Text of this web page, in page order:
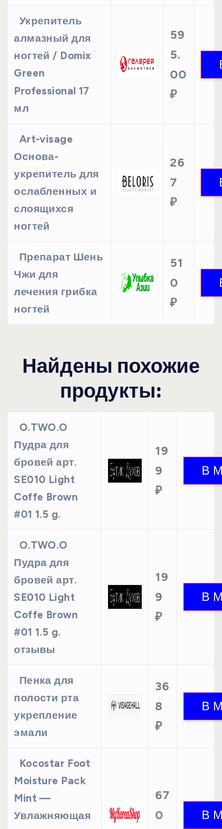
Укрепитель
алмазный для
ногтей / Domix
Green
Professional 17
мл
59
5.
00
₽
Art-visage
Основа-
укрепитель для
ослабленных и
слоящихся
ногтей
26
7
₽
Препарат Шень
Чжи для
лечения грибка
ногтей
51
0
₽
Найдены похожие
продукты:
O.TWO.O
Пудра для
бровей арт.
SE010 Light
Coffe Brown
#01 1.5 g.
19
9
₽
O.TWO.O
Пудра для
бровей арт.
SE010 Light
Coffe Brown
#01 1.5 g.
отзывы
19
9
₽
Пенка для
полости рта
укрепление
эмали
36
8
₽
Kocostar Foot
Moisture Pack
Mint —
Увлажняющая
67
0